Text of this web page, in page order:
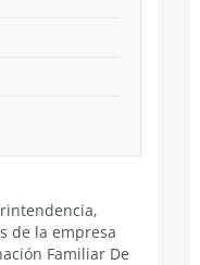
de la empresa
Familiar De